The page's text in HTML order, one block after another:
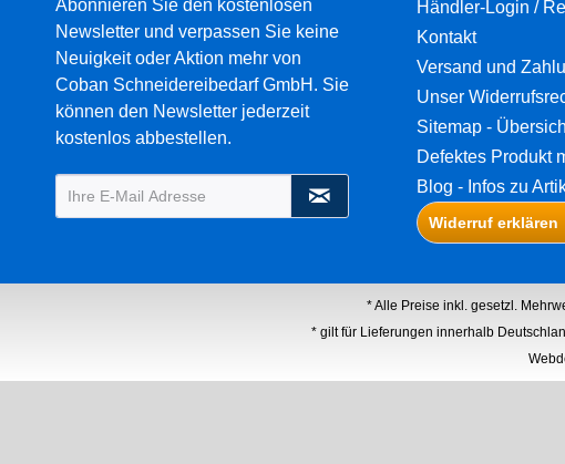
Abonnieren Sie den kostenlosen
Newsletter und verpassen Sie keine
Neuigkeit oder Aktion mehr von
Coban Schneidereibedarf GmbH. Sie
können den Newsletter jederzeit
kostenlos abbestellen.
Händler-Login /
Kontakt
Versand und
Unser
Sitemap -
Defektes Produkt
Blog - Infos zu
Widerruf erklären
* Alle Preise inkl. gesetzl.
* gilt für Lieferungen innerhalb